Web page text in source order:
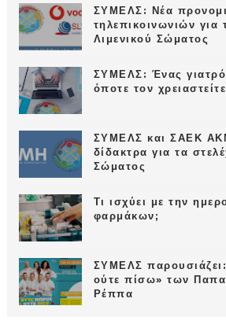
ΣΥΜΕΛΣ: Νέα
τηλεπικοινωνιών για
Λιμενικού Σώματος
ΣΥΜΕΛΣ: Ένας
όποτε τον χρειαστείτε
ΣΥΜΕΛΣ και ΣΑΕΚ
δίδακτρα για τα
Σώματος
Τι ισχύει με την
φαρμάκων;
ΣΥΜΕΛΣ
ούτε πίσω» των
Ρέππα